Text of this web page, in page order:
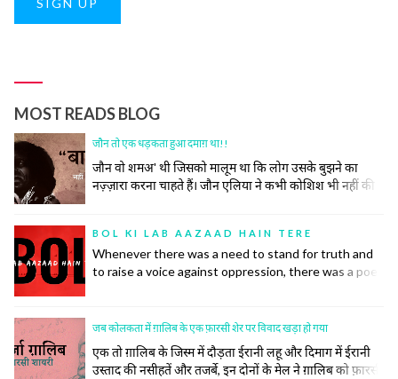
SIGN UP
MOST READS BLOG
जौन तो एक धड़कता हुआ दमाग़ था!!
जौन वो शमअ' थी जिसको मालूम था कि लोग उसके बुझने का
नज़्ज़ारा करना चाहते हैं। जौन एलिया ने कभी कोशिश भी नहीं की
महफ़िल रो दिया।
BOL KI LAB AAZAAD HAIN TERE
Whenever there was a need to stand for truth and
to raise a voice against oppression, there was a poet
did not, however, come easily to the poets.
जब कोलकता में ग़ालिब के एक फ़ारसी शेर पर विवाद खड़ा हो गया
एक तो ग़ालिब के जिस्म में दौड़ता ईरानी लहू और दिमाग में ईरानी
उस्ताद की नसीहतें और तजर्बे, इन दोनों के मेल ने ग़ालिब को फ़ारसी